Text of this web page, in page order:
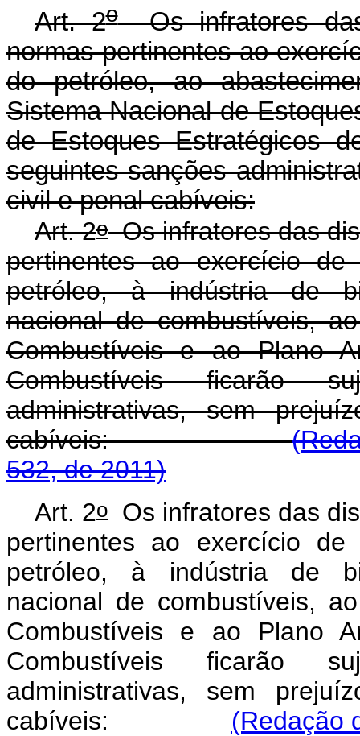
Art. 2oOs infratores
normas pertinentes ao
do petróleo, ao
Sistema Nacional de
de Estoques Estratégicos
seguintes sanções
civil e penal cabíveis:
Art. 2oOs infratores das
pertinentes ao exercício
petróleo, à indústria de
nacional de combustíveis,
Combustíveis e ao Plano
Combustíveis ficarão
administrativas, sem
cabíveis:
532, de 2011)
Art. 2o Os infratores das
pertinentes ao exercício
petróleo, à indústria de
nacional de combustíveis,
Combustíveis e ao Plano
Combustíveis ficarão
administrativas, sem
cabíveis: (Redação